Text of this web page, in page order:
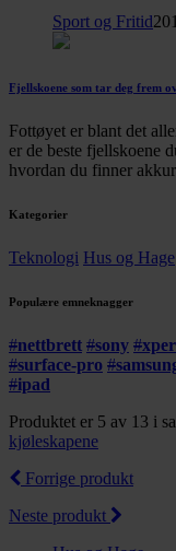
Sport og Fritid
Fjellskoene som tar deg frem
Fottøyet er blant det
er de beste fjellskoene
hvordan du finner
Kategorier
Teknologi Hus og Hage
Populære emneknagger
#nettbrett #sony #
#surface-pro #
#ipad
Produktet er 5 av 13 i
kjøleskapene
Forrige produkt
Neste produkt